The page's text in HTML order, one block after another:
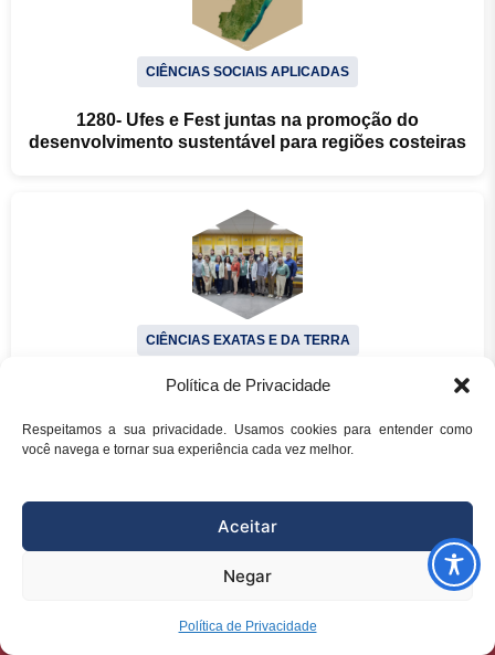
Política de Privacidade
Respeitamos a sua privacidade. Usamos cookies para entender como
você navega e tornar sua experiência cada vez melhor.
Aceitar
Negar
Política de Privacidade
CIÊNCIAS SOCIAIS APLICADAS
1280- Ufes e Fest juntas na promoção do
desenvolvimento sustentável para regiões costeiras
CIÊNCIAS EXATAS E DA TERRA
1375 – Projeto RESMARES é lançado no Parque
Oceanos
ENGENHARIAS
superintendencia@fest.org.br
(27) 3345-7555
Portal Transparência Projetos